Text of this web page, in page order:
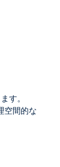
す。
空間的な